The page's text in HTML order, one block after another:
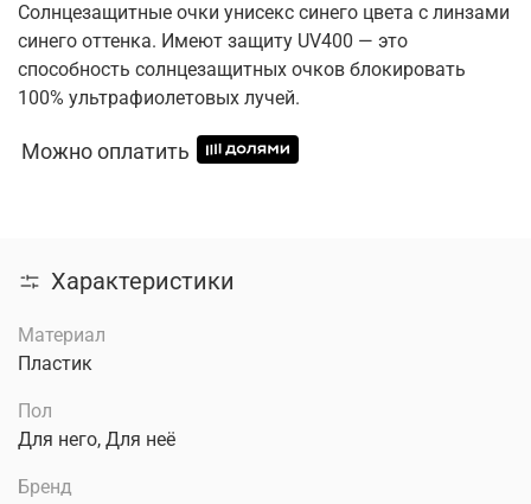
Солнцезащитные очки унисекс синего цвета с линзами
синего оттенка. Имеют защиту UV400 — это
способность солнцезащитных очков блокировать
100% ультрафиолетовых лучей.
Можно оплатить
Характеристики
Материал
Пластик
Пол
Для него, Для неё
Бренд